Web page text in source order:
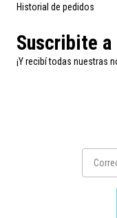
Historial de pedidos
Suscribite
¡Y recibí todas nuestras